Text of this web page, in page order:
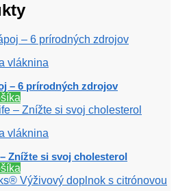
vláknina
– 6 prírodných zdrojov
vláknina
Znížte si svoj cholesterol